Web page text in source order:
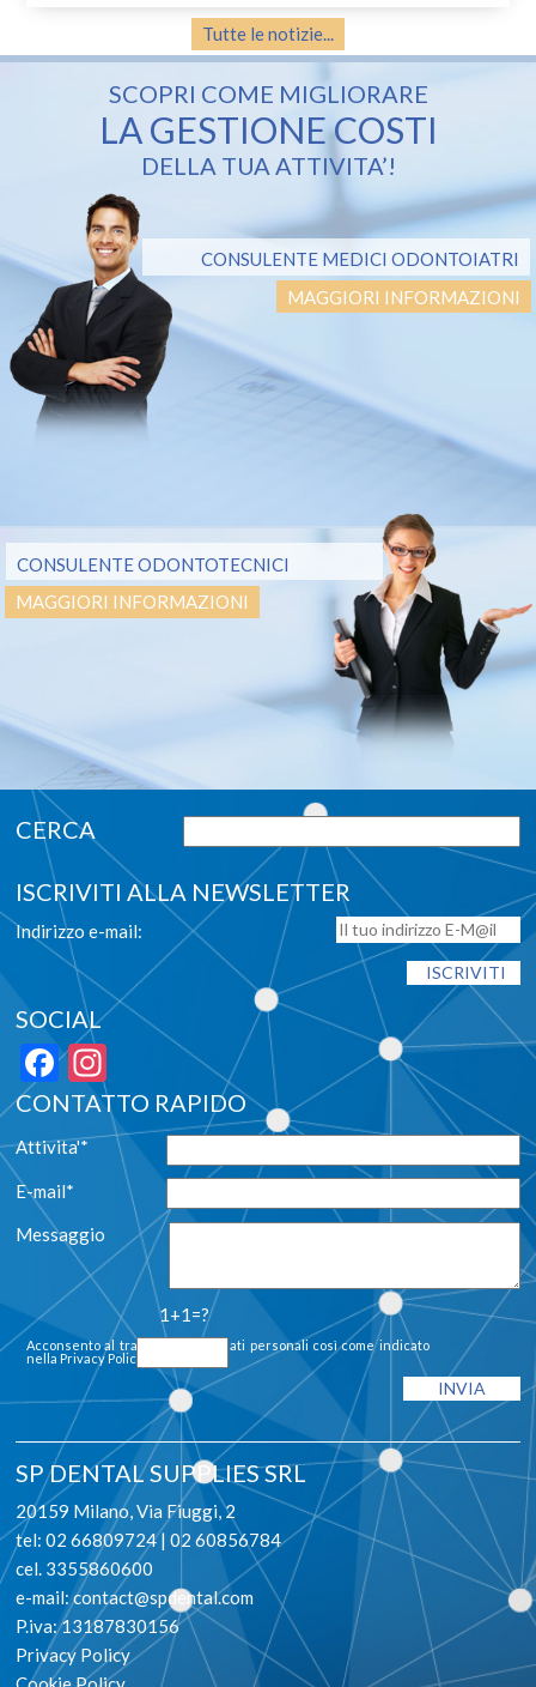
Tutte le notizie...
SCOPRI COME MIGLIORARE
LA GESTIONE COSTI
DELLA TUA ATTIVITA’!
CONSULENTE MEDICI ODONTOIATRI
MAGGIORI INFORMAZIONI
CONSULENTE ODONTOTECNICI
MAGGIORI INFORMAZIONI
ISCRIVITI ALLA NEWSLETTER
Indirizzo e-mail:
SOCIAL
Facebook
Instagram
CONTATTO RAPIDO
Attivita'*
E-mail*
Messaggio
1+1=?
Acconsento al trattamento dei dati personali così come indicato
nella Privacy Policy
SP DENTAL SUPPLIES SRL
20159 Milano, Via Fiuggi, 2
tel: 02 66809724 | 02 60856784
cel. 3355860600
e-mail:contact@spdental.com
P.iva: 13187830156
Privacy Policy